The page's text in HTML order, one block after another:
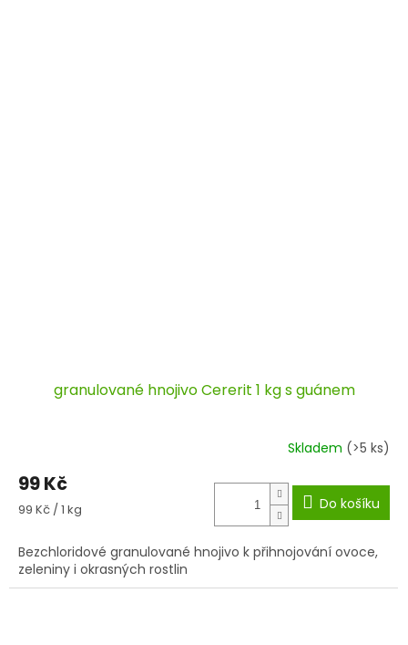
granulované hnojivo Cererit 1 kg s guánem
Skladem (>5 ks)
99 Kč
Měrná
99 Kč / 1 kg Do košíku
Bezchloridové granulované hnojivo k přihnojování ovoce,
zeleniny i okrasných rostlin